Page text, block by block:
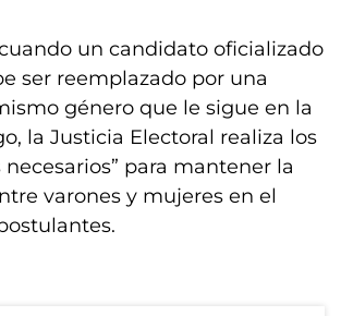
un candidato oficializado
ser reemplazado por una
género que le sigue en la
la Justicia Electoral realiza los
para mantener la
varones y mujeres en el